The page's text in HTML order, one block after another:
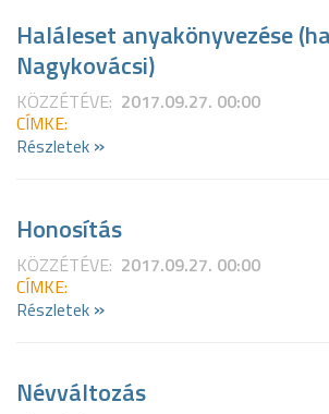
Haláleset anyakönyvezése
Nagykovácsi)
KÖZZÉTÉVE: 2017.09.27. 00:00
CÍMKE:
Részletek »
Honosítás
KÖZZÉTÉVE: 2017.09.27. 00:00
CÍMKE:
Részletek »
Névváltozás